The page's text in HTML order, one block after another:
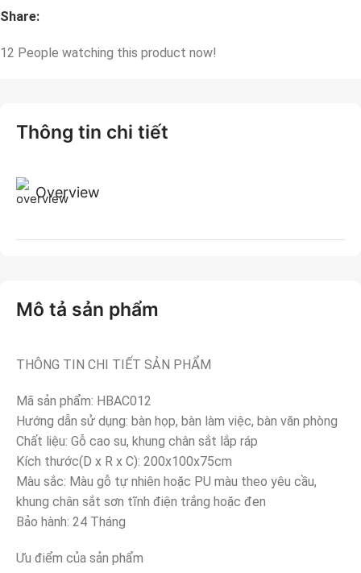
Share:
12 People watching this product now!
Mô tả sản phẩm
THÔNG TIN CHI TIẾT SẢN PHẨM
Mã sản phẩm: HBAC012
Hướng dẫn sử dụng: bàn họp, bàn làm việc, bàn văn phòng
Chất liệu: Gỗ cao su, khung chân sắt lắp ráp
Kích thước(D x R x C): 200x100x75cm
Màu sắc: Màu gỗ tự nhiên hoặc PU màu theo yêu cầu,
khung chân sắt sơn tĩnh điện trắng hoặc đen
Bảo hành: 24 Tháng
Ưu điểm của sản phẩm
Thông tin chi tiết
Overview